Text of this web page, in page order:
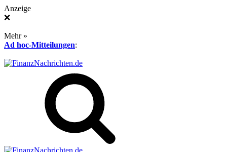
Anzeige
❌
Mehr »
Ad hoc-Mitteilungen: